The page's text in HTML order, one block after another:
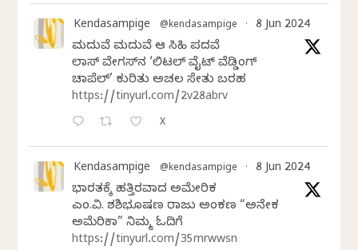
Kendasampige @kendasampige · 8 Jun 2024
ಮದುವೆ ಮದುವೆ ಆ ಸಿಹಿ ಪದವೆ
ಲಾಸ್‌ ವೇಗಸ್‌ನ ‘ಲಿಟಲ್ ವೈಟ್ ವೆಡ್ಡಿಂಗ್
ಚಾಪೆಲ್’ ಕುರಿತು ಅಚಲ ಸೇತು ಬರಹ
https://tinyurl.com/2v28abrv
X
Kendasampige @kendasampige · 8 Jun 2024
ಭಾರತಕ್ಕೆ ಹತ್ತಿರವಾದ ಅಮೇರಿಕ
ಎಂ.ವಿ. ಶಶಿಭೂಷಣ ರಾಜು ಅಂಕಣ “ಅನೇಕ
ಅಮೆರಿಕಾ” ನಿಮ್ಮ ಓದಿಗೆ
https://tinyurl.com/35mrwwsn